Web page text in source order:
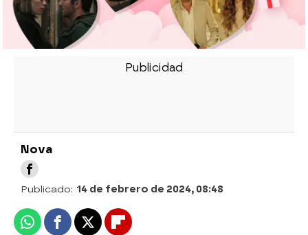
Nova
Publicado: 14 de febrero de 2024, 08:48
WhatsappFacebook
X Flipboard